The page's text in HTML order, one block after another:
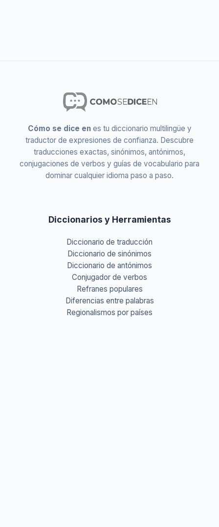
Cómo se dice enes tu diccionario multilingüe y
traductor de expresiones de confianza. Descubre
traducciones exactas, sinónimos, antónimos,
conjugaciones de verbos y guías de vocabulario para
dominar cualquier idioma paso a paso.
Diccionarios y Herramientas
Diccionario de traducción
Diccionario de sinónimos
Diccionario de antónimos
Conjugador de verbos
Refranes populares
Diferencias entre palabras
Regionalismos por países